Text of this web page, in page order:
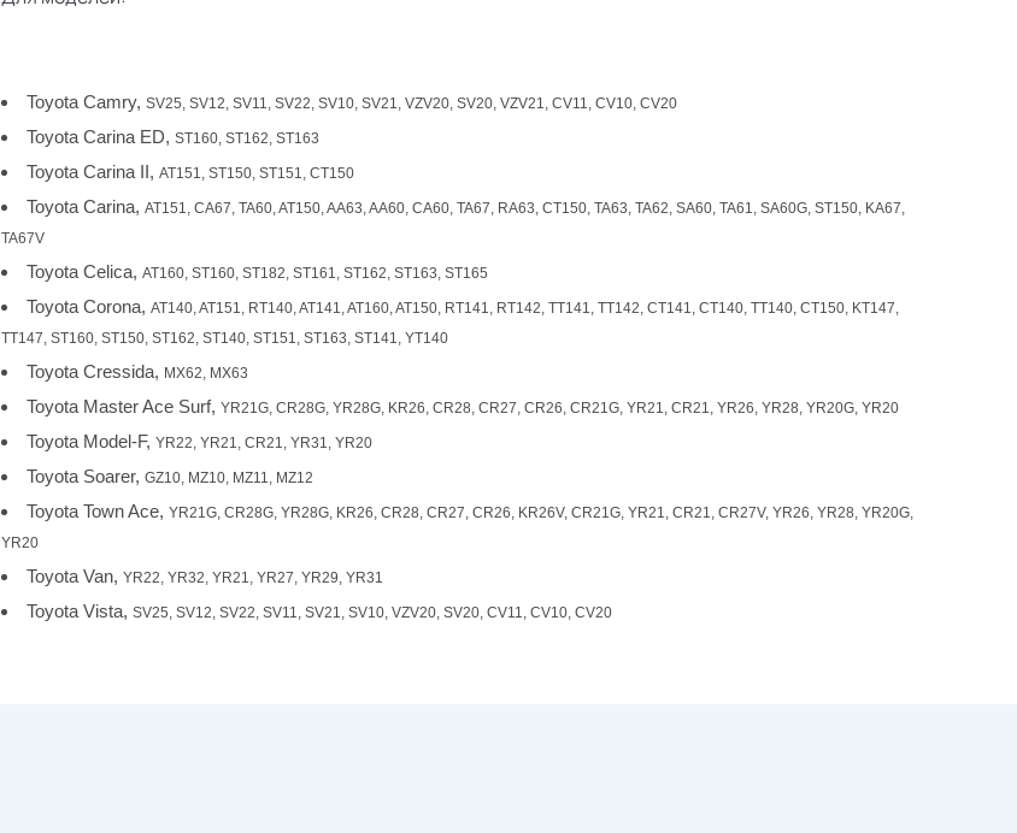
Toyota Camry,SV25, SV12, SV11, SV22, SV10, SV21, VZV20, SV20, VZV21, CV11, CV10, CV20
Toyota Carina ED,ST160, ST162, ST163
Toyota Carina II,AT151, ST150, ST151, CT150
Toyota Carina,AT151, CA67, TA60, AT150, AA63, AA60, CA60, TA67, RA63, CT150, TA63, TA62, SA60, TA61, SA60G, ST150, KA67,
TA67V
Toyota Celica,AT160, ST160, ST182, ST161, ST162, ST163, ST165
Toyota Corona,AT140, AT151, RT140, AT141, AT160, AT150, RT141, RT142, TT141, TT142, CT141, CT140, TT140, CT150, KT147,
TT147, ST160, ST150, ST162, ST140, ST151, ST163, ST141, YT140
Toyota Cressida, MX62, MX63
Toyota Master Ace Surf,YR21G, CR28G, YR28G, KR26, CR28, CR27, CR26, CR21G, YR21, CR21, YR26, YR28, YR20G, YR20
Toyota Model-F,YR22, YR21, CR21, YR31, YR20
Toyota Soarer,GZ10, MZ10, MZ11, MZ12
Toyota Town Ace,YR21G, CR28G, YR28G, KR26, CR28, CR27, CR26, KR26V, CR21G, YR21, CR21, CR27V, YR26, YR28, YR20G,
YR20
Toyota Van,YR22, YR32, YR21, YR27, YR29, YR31
Toyota Vista,SV25, SV12, SV22, SV11, SV21, SV10, VZV20, SV20, CV11, CV10, CV20